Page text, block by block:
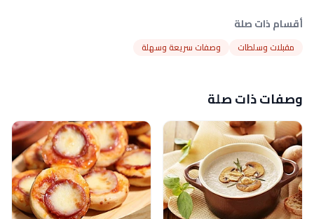
أقسام ذات صلة
مقبلات وسلطات وصفات سريعة وسهلة
وصفات ذات صلة